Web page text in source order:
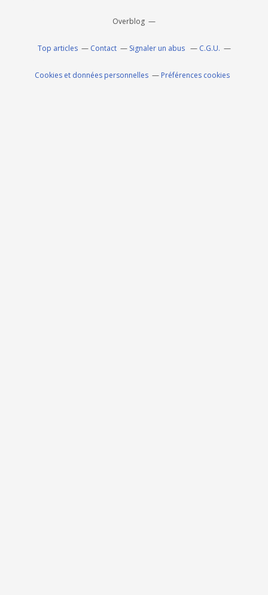
Overblog
Top articles Contact Signaler un abus C.G.U.
Cookies et données personnelles Préférences cookies